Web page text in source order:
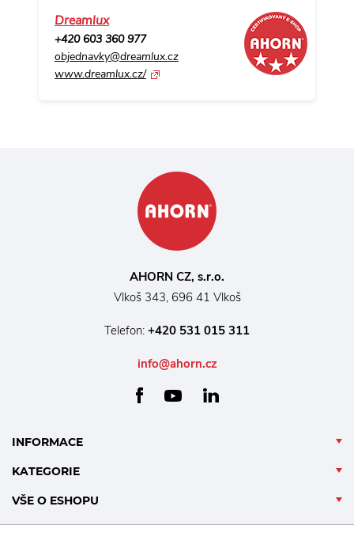
Dreamlux
+420 603 360 977
objednavky@dreamlux.cz
www.dreamlux.cz/
AHORN CZ, s.r.o.
Vlkoš 343, 696 41 Vlkoš
Telefon: +420 531 015 311
info@ahorn.cz
facebook youtube
INFORMACE
KATEGORIE
VŠE O ESHOPU